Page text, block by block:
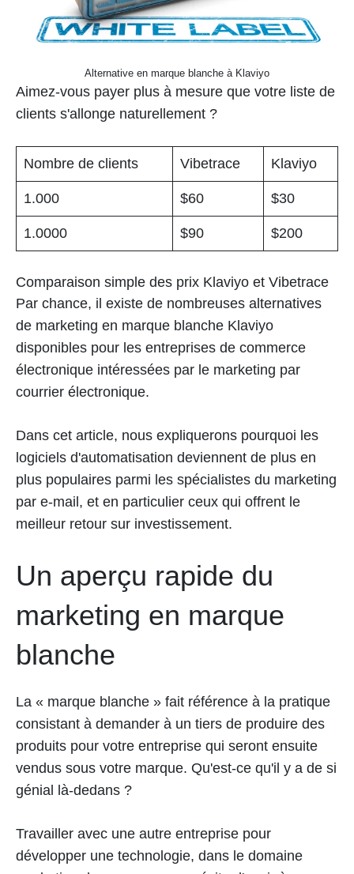
Alternative en marque blanche à Klaviyo
Aimez-vous payer plus à mesure que votre liste de
clients s'allonge naturellement ?
Nombre de clients Vibetrace Klaviyo
1.000 $60 $30
1.0000 $90 $200
Comparaison simple des prix Klaviyo et Vibetrace
Par chance, il existe de nombreuses alternatives
de marketing en marque blanche Klaviyo
disponibles pour les entreprises de commerce
électronique intéressées par le marketing par
courrier électronique.
Dans cet article, nous expliquerons pourquoi les
logiciels d'automatisation deviennent de plus en
plus populaires parmi les spécialistes du marketing
par e-mail, et en particulier ceux qui offrent le
meilleur retour sur investissement.
Un aperçu rapide du
marketing en marque
blanche
La « marque blanche » fait référence à la pratique
consistant à demander à un tiers de produire des
produits pour votre entreprise qui seront ensuite
vendus sous votre marque. Qu'est-ce qu'il y a de si
génial là-dedans ?
Travailler avec une autre entreprise pour
développer une technologie, dans le domaine